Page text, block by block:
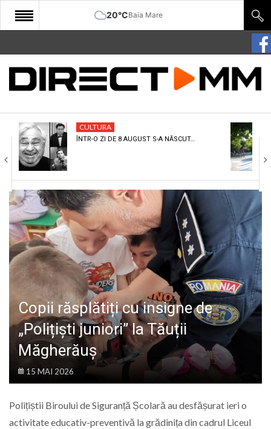
20°CBaia Mare
START
COMUNITATE
CULTURA
ECONOMIE
SANATATE
SPORT
SPECIAL
POLITIC
LIFE
CULTURA
ÎNTR-O ZI DE 8 AUGUST S-A NĂSCUT…
Copii răsplătiți cu insigne de
„Polițiști juniori” la Tăuții
Măgherăuș
15 MAI 2026
Polițiștii Biroului de Siguranță Școlară au desfășurat ieri o
activitate educativ-preventivă la grădinița din cadrul Liceul